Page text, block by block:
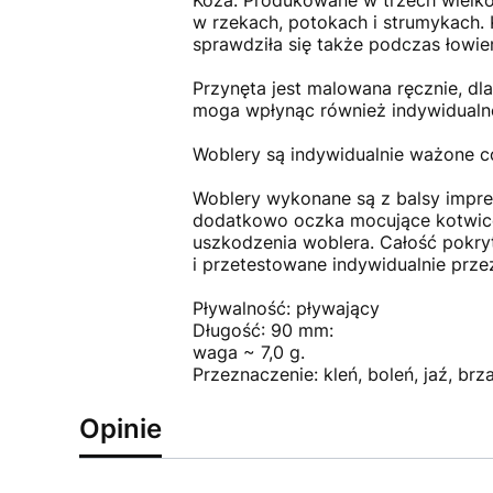
w rzekach, potokach i
sprawdziła się także podczas
Przynęta jest malowana ręcznie,
moga wpłynąc również
Woblery są indywidualnie ważone
Woblery wykonane są z balsy
dodatkowo oczka mocujące
uszkodzenia woblera. Całość
i przetestowane indywidualnie
Pływalność: pływający
Długość: 90 mm:
waga ~ 7,0 g.
Przeznaczenie: kleń, boleń, jaź,
Opinie